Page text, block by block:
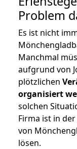
Problem
Es ist nicht
Manchmal
aufgrund von
plötzlichen
organisiert
solchen
Firma ist in
von
lösen.